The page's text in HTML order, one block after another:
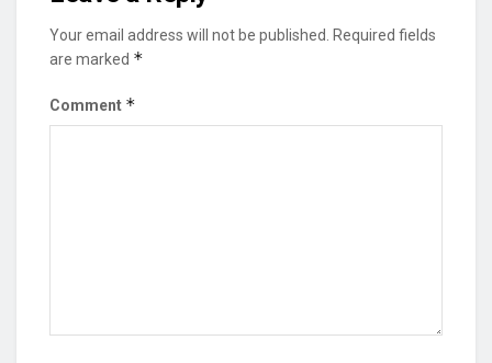
Your email address will not be published.
Required fields
are marked *
Comment *